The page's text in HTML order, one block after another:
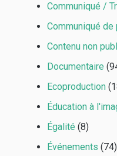
Communiqué /
Communiqué de
Contenu non
Documentaire
Ecoproduction
Éducation à
Égalité (8)
Événements (74)